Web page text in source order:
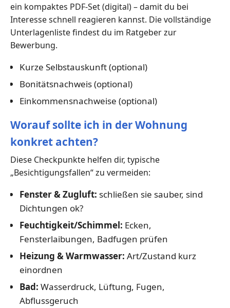
ein kompaktes PDF-Set (digital) – damit du bei
Interesse schnell reagieren kannst. Die vollständige
Unterlagenliste findest du im Ratgeber zur
Bewerbung.
Kurze Selbstauskunft (optional)
Bonitätsnachweis (optional)
Einkommensnachweise (optional)
Worauf sollte ich in der Wohnung
konkret achten?
Diese Checkpunkte helfen dir, typische
„Besichtigungsfallen“ zu vermeiden:
Fenster & Zugluft: schließen sie sauber, sind
Dichtungen ok?
Feuchtigkeit/Schimmel: Ecken,
Fensterlaibungen, Badfugen prüfen
Heizung & Warmwasser: Art/Zustand kurz
einordnen
Bad: Wasserdruck, Lüftung, Fugen,
Abflussgeruch